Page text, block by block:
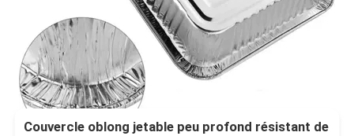
Couvercle oblong jetable peu profond résistant de